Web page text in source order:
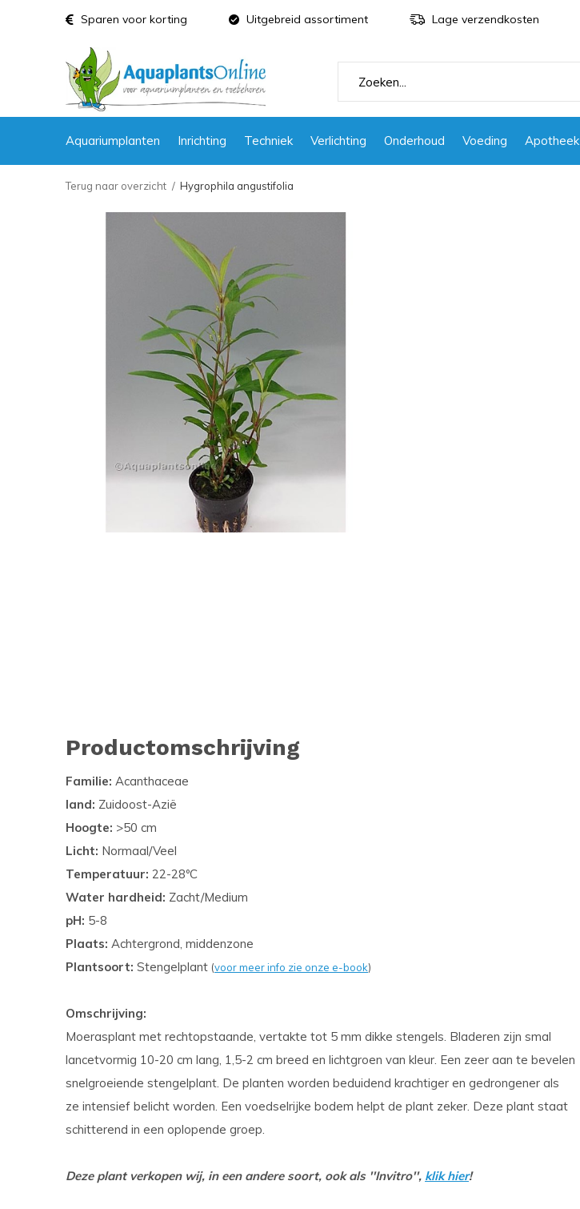
Aquariumplanten Inrichting Techniek Verlichting Onderhoud Voeding Apotheek
Sparen voor korting Uitgebreid assortiment Lage verzendkosten
Terug naar overzicht Hygrophila angustifolia
Productomschrijving
Familie: Acanthaceae
land: Zuidoost-Azië
Hoogte: >50 cm
Licht: Normaal/Veel
Temperatuur: 22-28ºC
Water hardheid: Zacht/Medium
pH: 5-8
Plaats: Achtergrond, middenzone
Plantsoort: Stengelplant (voor meer info zie onze e-book)
Omschrijving:
Moerasplant met rechtopstaande, vertakte tot 5 mm dikke stengels. Bladeren zijn smal
lancetvormig 10-20 cm lang, 1,5-2 cm breed en lichtgroen van kleur. Een zeer aan te bevelen
snelgroeiende stengelplant. De planten worden beduidend krachtiger en gedrongener als
ze intensief belicht worden. Een voedselrijke bodem helpt de plant zeker. Deze plant staat
schitterend in een oplopende groep.
Deze plant verkopen wij, in een andere soort, ook als ''Invitro'', klik hier!